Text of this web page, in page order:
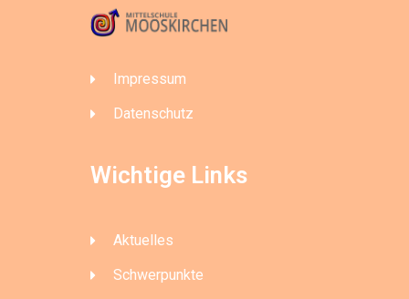
Impressum
Datenschutz
Wichtige Links
Aktuelles
Schwerpunkte